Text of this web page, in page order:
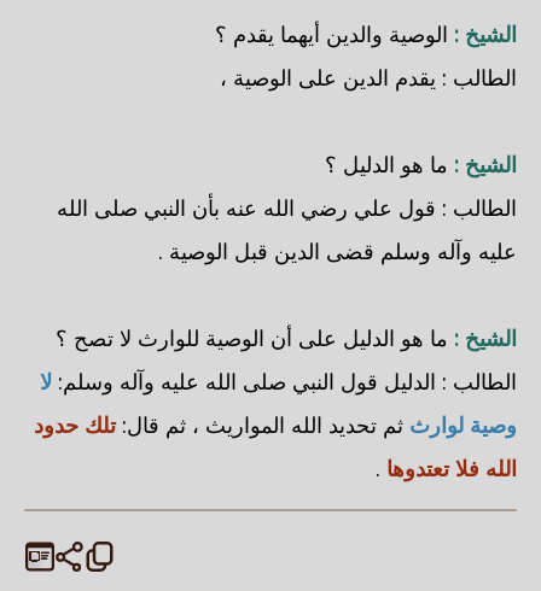
الشيخ : الوصية والدين أيهما يقدم ؟
الطالب : يقدم الدين على الوصية ،
الشيخ : ما هو الدليل ؟
الطالب : قول علي رضي الله عنه بأن النبي صلى الله
عليه وآله وسلم قضى الدين قبل الوصية .
الشيخ : ما هو الدليل على أن الوصية للوارث لا تصح ؟
الطالب : الدليل قول النبي صلى الله عليه وآله وسلم: لا
وصية لوارث ثم تحديد الله المواريث ، ثم قال:تلك حدود
الله فلا تعتدوها .